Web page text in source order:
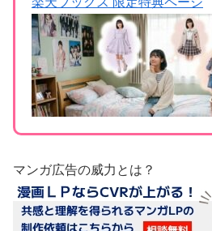
マンガ広告の威力とは？